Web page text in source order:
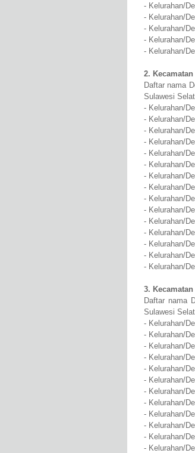
- Kelurahan/
- Kelurahan/
- Kelurahan/
- Kelurahan/
- Kelurahan/
2.
Daftar nama
Sulawesi
- Kelurahan/
- Kelurahan/
- Kelurahan/
- Kelurahan/
- Kelurahan/
- Kelurahan/
- Kelurahan/
- Kelurahan/
- Kelurahan/
- Kelurahan/
- Kelurahan/
- Kelurahan/
- Kelurahan/
- Kelurahan/
- Kelurahan/
3. Kecamatan
Daftar nama
Sulawesi
- Kelurahan/
- Kelurahan/
- Kelurahan/
- Kelurahan/
- Kelurahan/
- Kelurahan/
- Kelurahan/
- Kelurahan/
- Kelurahan/
- Kelurahan/
- Kelurahan/
- Kelurahan/